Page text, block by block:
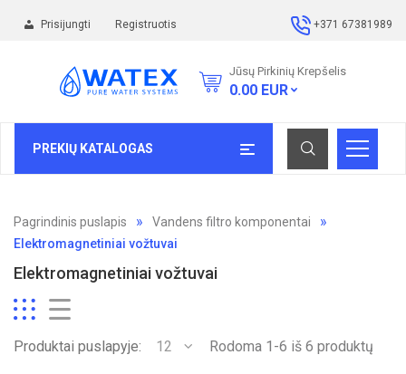
Prisijungti Registruotis +371 67381989
Jūsų Pirkinių Krepšelis
0.00 EUR
PREKIŲ KATALOGAS
Pagrindinis puslapis
Vandens filtro komponentai
Elektromagnetiniai vožtuvai
Elektromagnetiniai vožtuvai
Produktai puslapyje: 12 Rodoma 1-6 iš 6 produktų